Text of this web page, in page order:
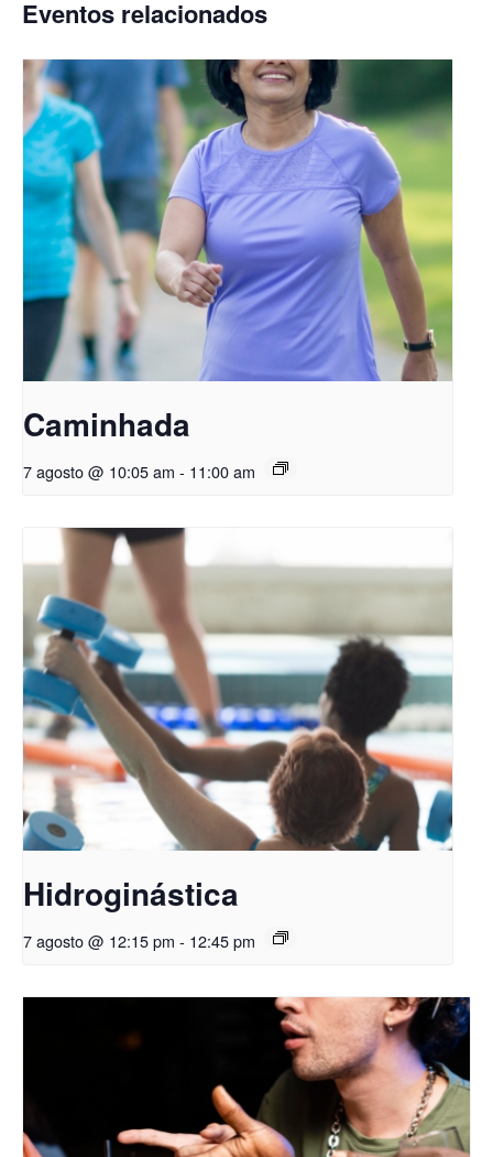
Eventos relacionados
Caminhada
7 agosto @ 10:05 am - 11:00 am
Hidroginástica
7 agosto @ 12:15 pm - 12:45 pm